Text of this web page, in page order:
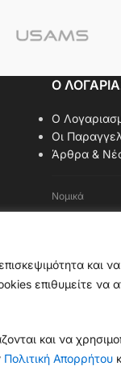
και
επιθυμείτε να
και να
Πολιτική Απορρήτου
Ο
Ο
Οι
Άρθρα &
Νομικά